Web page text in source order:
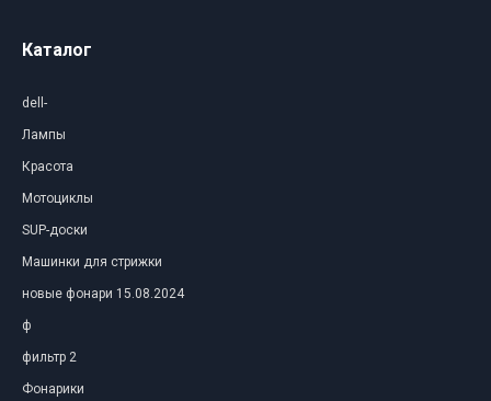
Каталог
dell-
Лампы
Красота
Мотоциклы
SUP-доски
Машинки для стрижки
новые фонари 15.08.2024
ф
фильтр 2
Фонарики